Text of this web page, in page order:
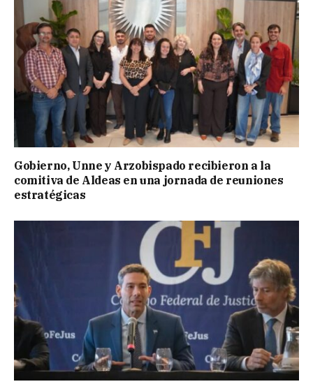
Gobierno, Unne y Arzobispado recibieron a la
comitiva de Aldeas en una jornada de reuniones
estratégicas